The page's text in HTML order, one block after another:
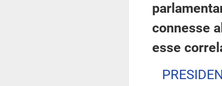
connesse
esse